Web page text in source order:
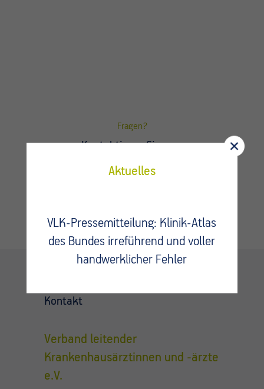
Fragen?
Kontaktieren Sie uns.
Kontakt
Verband leitender
Krankenhausärztinnen und -ärzte
e.V.
Aktuelles
VLK-Pressemitteilung: Klinik-Atlas
des Bundes irreführend und voller
handwerklicher Fehler